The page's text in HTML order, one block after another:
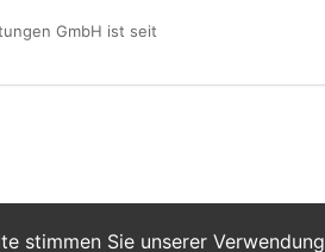
stimmen Sie unserer Verwendung
GmbH ist seit